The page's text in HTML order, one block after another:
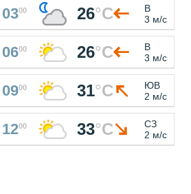
0300 26°C
В
3 м/с
0600 26°C
В
3 м/с
0900 31°C
ЮВ
2 м/с
1200 33°C
СЗ
2 м/с